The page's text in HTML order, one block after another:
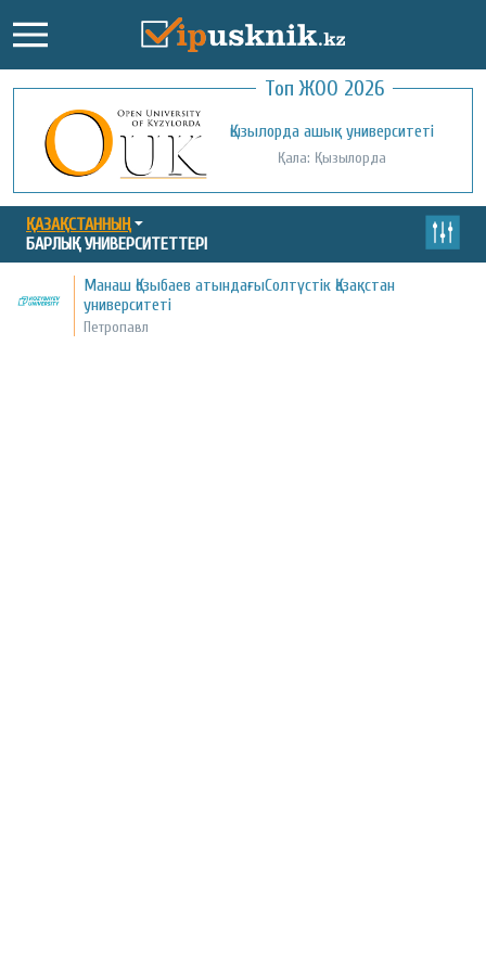
Топ ЖОО 2026
Қызылорда ашық университеті
Қала: Қызылорда
Қожа Ахмет Ясауи атындағы Халықаралық
қазақ-түрік университеті
Қала: Түркістан
ҚАЗАҚСТАННЫҢ
БАРЛЫҚ УНИВЕРСИТЕТТЕРІ
Манаш Қозыбаев атындағыСолтүстік Қазақстан
университеті
Петропавл